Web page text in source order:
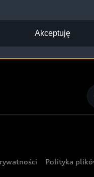
Polityka
Akceptuję